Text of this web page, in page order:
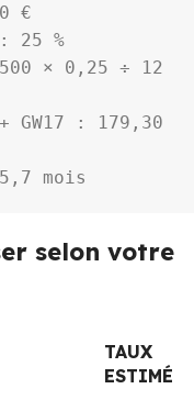
€
25 %
× 0,25 ÷ 12
GW17 : 179,30
selon votre
TAUX
ESTIMÉ